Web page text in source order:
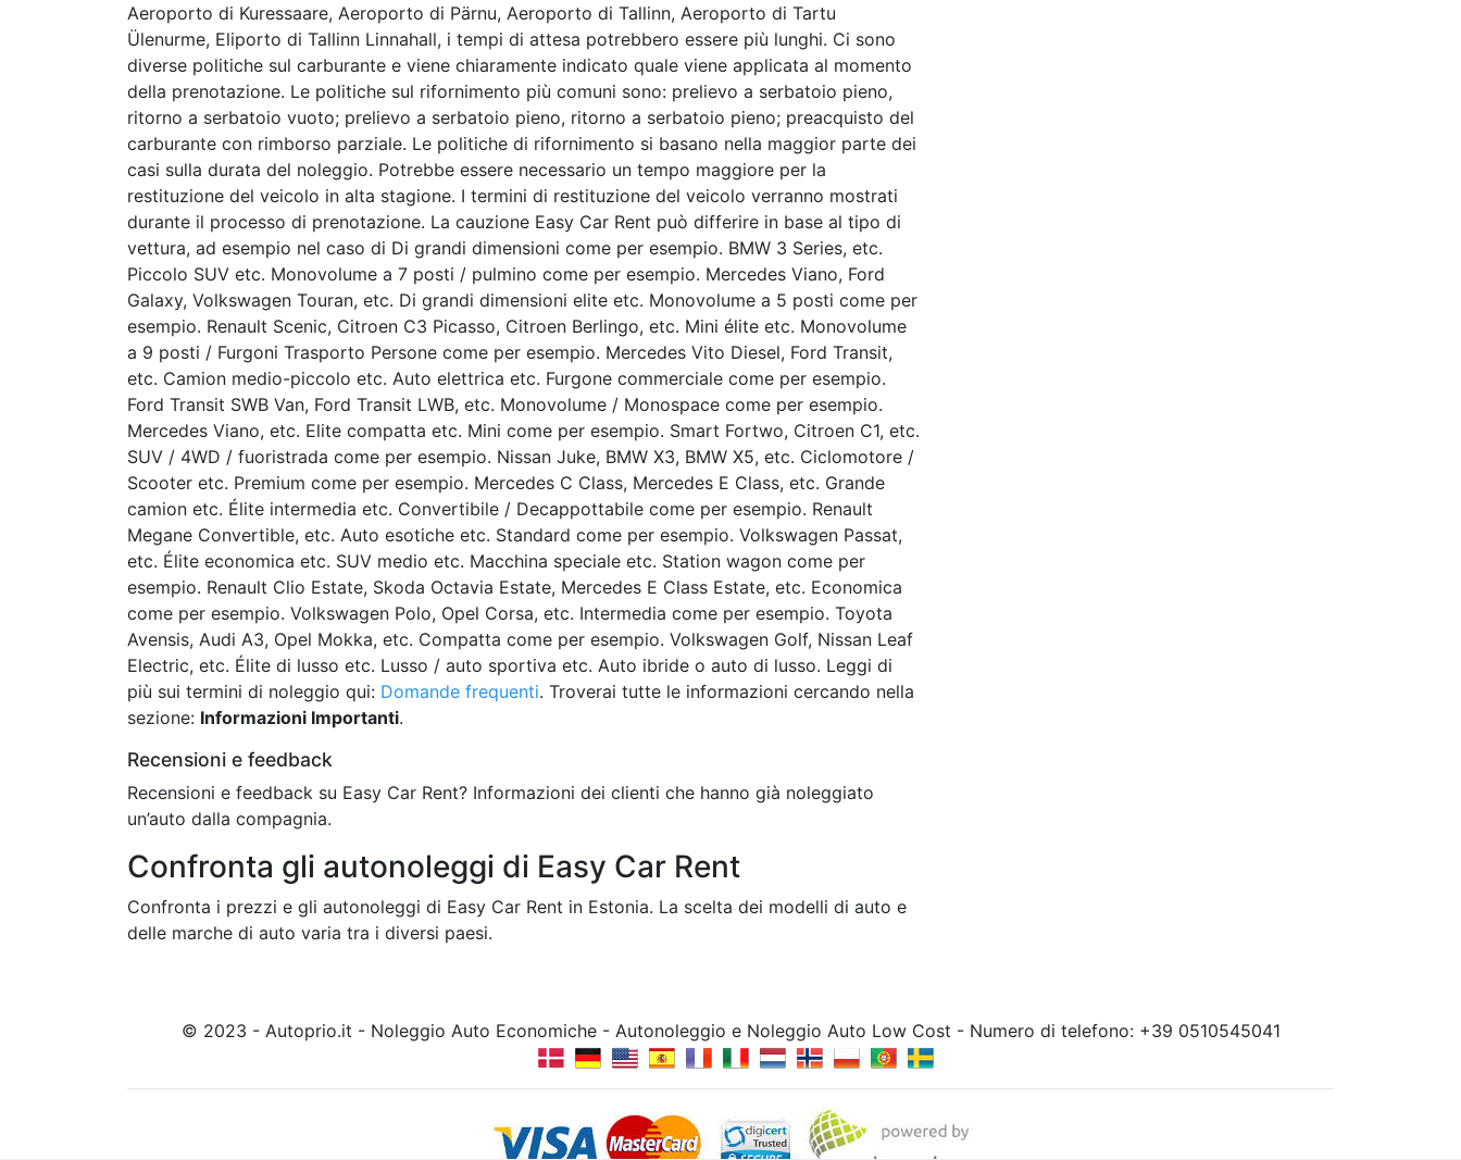
Aeroporto di Kuressaare, Aeroporto di Pärnu, Aeroporto di Tallinn, Aeroporto di Tartu
Ülenurme, Eliporto di Tallinn Linnahall, i tempi di attesa potrebbero essere più lunghi. Ci sono
diverse politiche sul carburante e viene chiaramente indicato quale viene applicata al momento
della prenotazione. Le politiche sul rifornimento più comuni sono: prelievo a serbatoio pieno,
ritorno a serbatoio vuoto; prelievo a serbatoio pieno, ritorno a serbatoio pieno; preacquisto del
carburante con rimborso parziale. Le politiche di rifornimento si basano nella maggior parte dei
casi sulla durata del noleggio. Potrebbe essere necessario un tempo maggiore per la
restituzione del veicolo in alta stagione. I termini di restituzione del veicolo verranno mostrati
durante il processo di prenotazione. La cauzione Easy Car Rent può differire in base al tipo di
vettura, ad esempio nel caso di Di grandi dimensioni come per esempio. BMW 3 Series, etc.
Piccolo SUV etc. Monovolume a 7 posti / pulmino come per esempio. Mercedes Viano, Ford
Galaxy, Volkswagen Touran, etc. Di grandi dimensioni elite etc. Monovolume a 5 posti come per
esempio. Renault Scenic, Citroen C3 Picasso, Citroen Berlingo, etc. Mini élite etc. Monovolume
a 9 posti / Furgoni Trasporto Persone come per esempio. Mercedes Vito Diesel, Ford Transit,
etc. Camion medio-piccolo etc. Auto elettrica etc. Furgone commerciale come per esempio.
Ford Transit SWB Van, Ford Transit LWB, etc. Monovolume / Monospace come per esempio.
Mercedes Viano, etc. Elite compatta etc. Mini come per esempio. Smart Fortwo, Citroen C1, etc.
SUV / 4WD / fuoristrada come per esempio. Nissan Juke, BMW X3, BMW X5, etc. Ciclomotore /
Scooter etc. Premium come per esempio. Mercedes C Class, Mercedes E Class, etc. Grande
camion etc. Élite intermedia etc. Convertibile / Decappottabile come per esempio. Renault
Megane Convertible, etc. Auto esotiche etc. Standard come per esempio. Volkswagen Passat,
etc. Élite economica etc. SUV medio etc. Macchina speciale etc. Station wagon come per
esempio. Renault Clio Estate, Skoda Octavia Estate, Mercedes E Class Estate, etc. Economica
come per esempio. Volkswagen Polo, Opel Corsa, etc. Intermedia come per esempio. Toyota
Avensis, Audi A3, Opel Mokka, etc. Compatta come per esempio. Volkswagen Golf, Nissan Leaf
Electric, etc. Élite di lusso etc. Lusso / auto sportiva etc. Auto ibride o auto di lusso. Leggi di
più sui termini di noleggio qui: Domande frequenti. Troverai tutte le informazioni cercando nella
sezione: Informazioni Importanti.
Recensioni e feedback
Recensioni e feedback su Easy Car Rent? Informazioni dei clienti che hanno già noleggiato
un’auto dalla compagnia.
Confronta gli autonoleggi di Easy Car Rent
Confronta i prezzi e gli autonoleggi di Easy Car Rent in Estonia. La scelta dei modelli di auto e
delle marche di auto varia tra i diversi paesi.
© 2023 - Autoprio.it - Noleggio Auto Economiche - Autonoleggio e Noleggio Auto Low Cost - Numero di telefono: +39 0510545041